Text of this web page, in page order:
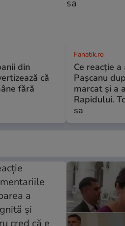
din
că
fără
Fanatik.ro
Ce reacție
Pașcanu
marcat și a
Rapidului.
sa